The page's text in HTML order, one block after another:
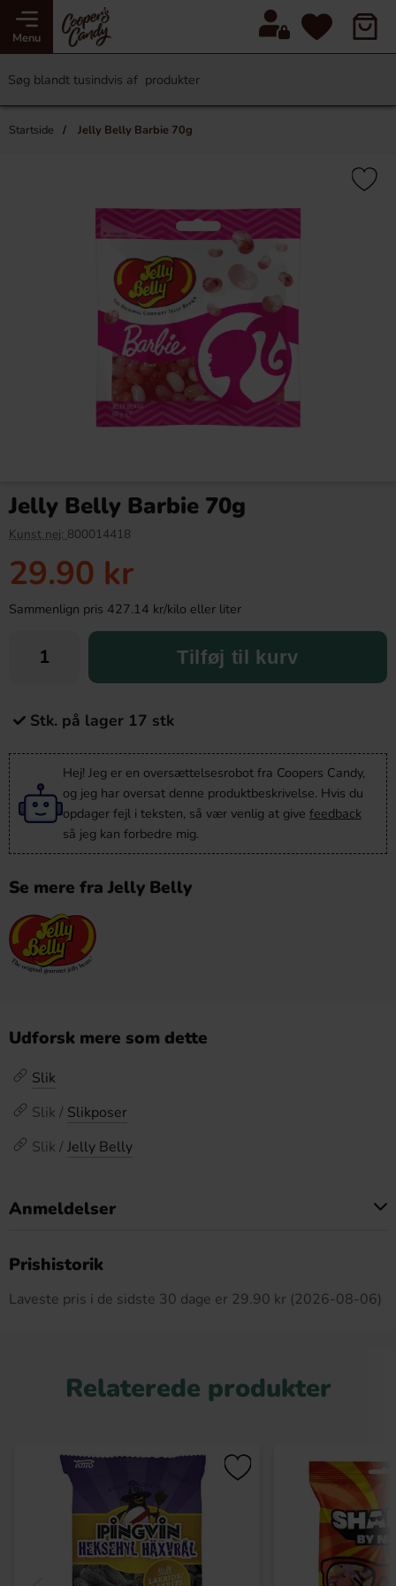
Menu
Startside Jelly Belly Barbie 70g
Jelly Belly Barbie 70g
Kunst nej: 800014418
29.90 kr
Sammenlign pris 427.14 kr/kilo eller liter
Tilføj til kurv
Stk. på lager 17 stk
Hej! Jeg er en oversættelsesrobot fra Coopers Candy,
og jeg har oversat denne produktbeskrivelse. Hvis du
opdager fejl i teksten, så vær venlig at give feedback
så jeg kan forbedre mig.
Se mere fra Jelly Belly
Udforsk mere som dette
Slik
Slik / Slikposer
Slik / Jelly Belly
Anmeldelser
Prishistorik
Laveste pris i de sidste 30 dage er 29.90 kr (2026-08-06)
Relaterede produkter